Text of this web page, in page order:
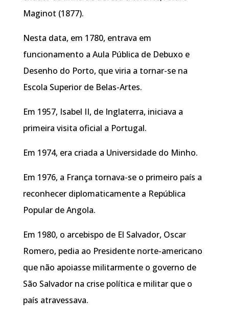
Maginot (1877).
Nesta data, em 1780, entrava em
funcionamento a Aula Pública de Debuxo e
Desenho do Porto, que viria a tornar-se na
Escola Superior de Belas-Artes.
Em 1957, Isabel II, de Inglaterra, iniciava a
primeira visita oficial a Portugal.
Em 1974, era criada a Universidade do Minho.
Em 1976, a França tornava-se o primeiro país a
reconhecer diplomaticamente a República
Popular de Angola.
Em 1980, o arcebispo de El Salvador, Oscar
Romero, pedia ao Presidente norte-americano
que não apoiasse militarmente o governo de
São Salvador na crise política e militar que o
país atravessava.